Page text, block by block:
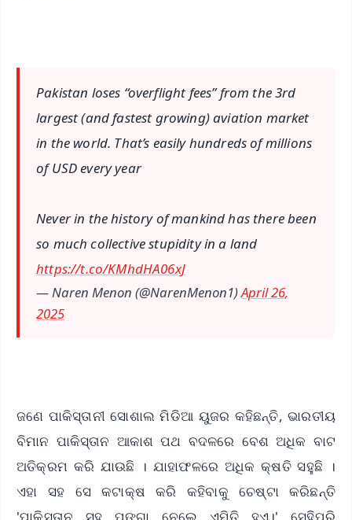
Pakistan loses “overflight fees” from the 3rd
largest (and fastest growing) aviation market
in the world. That’s easily hundreds of millions
of USD every year
Never in the history of mankind has there been
so much collective stupidity in a land
https://t.co/KMhdHA06xJ
— Naren Menon (@NarenMenon1)April 26,
2025
ଜଣେ ପାକିସ୍ତାନୀ ସୋଶାଲ ମିଡିଆ ୟୁଜର କହିଛନ୍ତି, ଭାରତୀୟ
ବିମାନ ପାକିସ୍ତାନ ଆକାଶ ପଥ ବଦଳରେ ବେଶ ଅଧିକ ବାଟ
ଅତିକ୍ରମ କରି ଯାଉଛି । ଯାହାଫଳରେ ଅଧିକ କ୍ଷତି ସହୁଛି ।
ଏହା ସହ ସେ କଟାକ୍ଷ କରି କହିବାକୁ ଚେଷ୍ଟା କରିଛନ୍ତି